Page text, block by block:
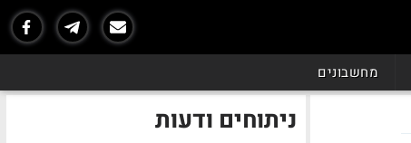
מחשבונים
ניתוחים ודעות